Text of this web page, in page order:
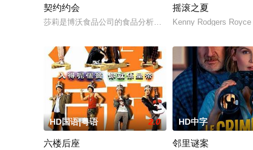
契约约会
莎莉是博沃食品公司的食品分析师，如今陷入财务困境，
摇滚之夏
Kenny Rodgers
HD国语|粤语 2.0
六楼后座
HD中字
邻里谜案